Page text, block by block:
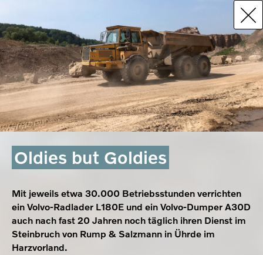
Oldies but Goldies
Mit jeweils etwa 30.000 Betriebsstunden verrichten
ein Volvo-Radlader L180E und ein Volvo-Dumper A30D
auch nach fast 20 Jahren noch täglich ihren Dienst im
Steinbruch von Rump & Salzmann in Ührde im
Harzvorland.